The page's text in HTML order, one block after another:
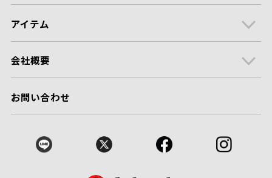
アイテム
会社概要
お問い合わせ